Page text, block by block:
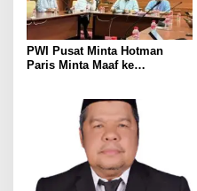
PWI Pusat Minta Hotman
Paris Minta Maaf ke